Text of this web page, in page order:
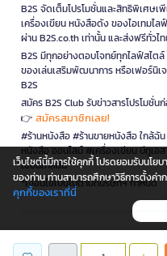
B2S จัดเต็มโปรโมชั่นและสิทธิพิเศษ
เครื่องเขียน หนังสือดัง ของไอเทม
ผ่าน B2S.co.th เท่านั้น และส่งฟรีทั่ว
B2S มีทุกอย่างตอบโจทย์ทุกไลฟ์สไตล์
ของเล่นเสริมพัฒนาการ หรือเฟอร์นิเ
B2S
สมัคร B2S Club รับข่าวสารโปรโมชั่
👉 สมัครสมาชิกเลย!
#ร้านหนังสือ #ร้านขายหนังสือ ใกล้ฉั
หนังสือ ออนไลน์ #เครื่องเขียน บีทูเอ
เขียนใกล้ฉัน
*เงื่อนไขเป็นไปตามที่บริษัทฯ กำหนด
is a company
เว็บไซต์นี้มีการใช้คุกกี้ โปรดยอมรับนโ
ของท่าน ท่านสามารถศึกษาวิธีการตั้งค่
คุกกี้ของเราที่นี่